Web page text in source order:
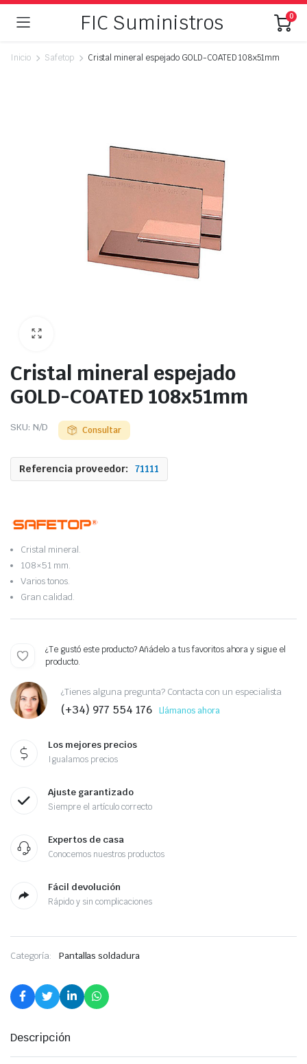
FIC Suministros 0
Inicio Safetop Cristal mineral espejado GOLD-COATED 108x51mm
Cristal mineral espejado
GOLD-COATED 108x51mm
SKU: N/D Consultar
Referencia proveedor: 71111
Cristal mineral.
108×51 mm.
Varios tonos.
Gran calidad.
¿Te gustó este producto? Añádelo a tus favoritos ahora y sigue el
producto.
¿Tienes alguna pregunta? Contacta con un especialista
(+34) 977 554 176 Llámanos ahora
Los mejores precios
Igualamos precios
Ajuste garantizado
Siempre el artículo correcto
Expertos de casa
Conocemos nuestros productos
Fácil devolución
Rápido y sin complicaciones
Categoría: Pantallas soldadura
Descripción